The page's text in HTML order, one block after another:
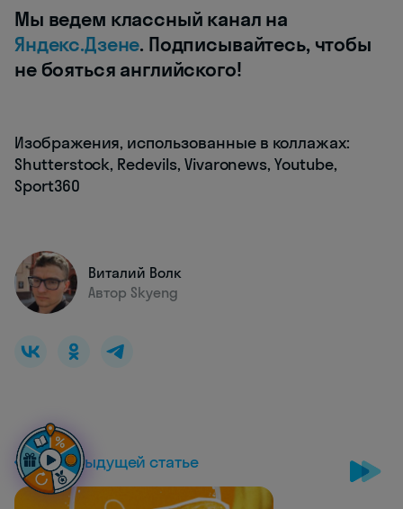
Мы ведем классный канал на
Яндекс.Дзене. Подписывайтесь, чтобы
не бояться английского!
Изображения, использованные в коллажах:
Shutterstock, Redevils, Vivaronews, Youtube,
Sport360
Виталий Волк
Автор Skyeng
К предыдущей статье